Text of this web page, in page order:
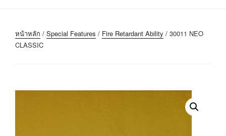
หน้าหลัก / Special Features / Fire Retardant Ability / 30011 NEO
CLASSIC